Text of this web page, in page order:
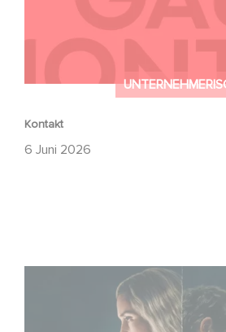
Kontakt
6 Juni 2026
Unfamiliar ist auf Platz 1 der Netflix
englischsprachigen Serien!